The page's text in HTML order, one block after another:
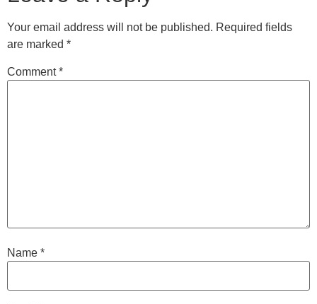
Your email address will not be published. Required fields
are marked *
Comment*
Name *